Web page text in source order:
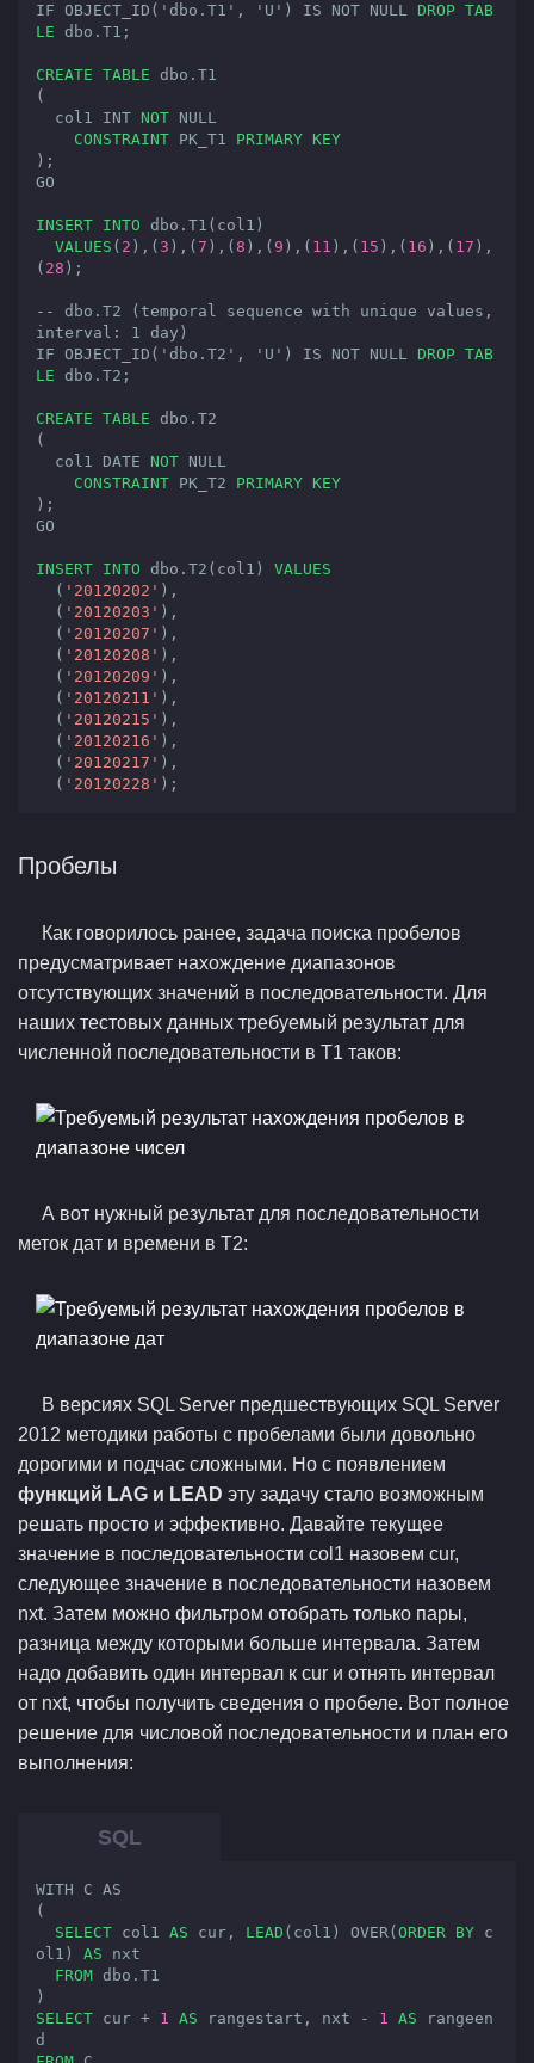
IF OBJECT_ID('dbo.T1', 'U') IS NOT NULL DROP TAB
LE dbo.T1;
CREATE TABLE dbo.T1
(
  col1
INT NOT NULL
CONSTRAINT PK_T1 PRIMARY KEY
);
GO
INSERT INTO dbo.T1(col1)
VALUES ( 2 ),( 3 ),( 7 ),( 8 ),( 9 ),( 11 ),( 15 ),( 16 ),( 17 ),
( 28 );
-- dbo.T2 (temporal sequence with unique values,
interval: 1 day)
IF OBJECT_ID('dbo.T2', 'U') IS NOT NULL DROP TAB
LE dbo.T2;
CREATE TABLE dbo.T2
(
  col1
DATE NOT NULL
CONSTRAINT PK_T2 PRIMARY KEY
);
GO
INSERT INTO dbo.T2(col1) VALUES
  (
'20120202' ),
  (
'20120203' ),
  (
'20120207' ),
  (
'20120208' ),
  (
'20120209' ),
  (
'20120211' ),
  (
'20120215' ),
  (
'20120216' ),
  (
'20120217' ),
  (
'20120228' );
Пробелы
Как говорилось ранее, задача поиска пробелов
предусматривает нахождение диапазонов
отсутствующих значений в последовательности. Для
наших тестовых данных требуемый результат для
численной последовательности в T1 таков:
А вот нужный результат для последовательности
меток дат и времени в T2:
В версиях SQL Server предшествующих SQL Server
2012 методики работы с пробелами были довольно
дорогими и подчас сложными. Но с появлением
функций LAG и LEAD эту задачу стало возможным
решать просто и эффективно. Давайте текущее
значение в последовательности col1 назовем cur,
следующее значение в последовательности назовем
nxt. Затем можно фильтром отобрать только пары,
разница между которыми больше интервала. Затем
надо добавить один интервал к cur и отнять интервал
от nxt, чтобы получить сведения о пробеле. Вот полное
решение для числовой последовательности и план его
выполнения:
WITH C AS
(
SELECT col1 AS cur, LEAD (col1) OVER( ORDER BY c
ol1) AS nxt
FROM dbo.T1
SELECT cur + 1 AS rangestart, nxt - 1 AS rangeen